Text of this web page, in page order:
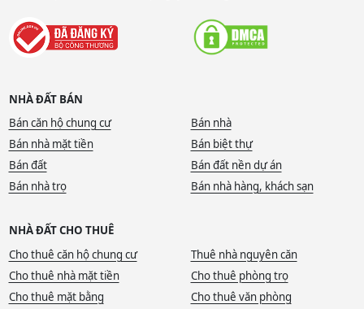
NHÀ ĐẤT BÁN
Bán căn hộ chung cư
Bán nhà
Bán nhà mặt tiền
Bán biệt thự
Bán đất
Bán đất nền dự án
Bán nhà trọ
Bán nhà hàng, khách sạn
NHÀ ĐẤT CHO THUÊ
Cho thuê căn hộ chung cư
Thuê nhà nguyên căn
Cho thuê nhà mặt tiền
Cho thuê phòng trọ
Cho thuê mặt bằng
Cho thuê văn phòng